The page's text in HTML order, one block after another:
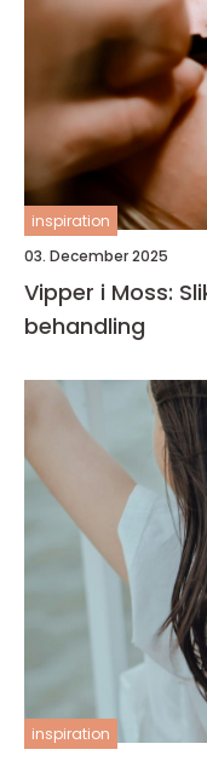
inspiration
03. December 2025
Vipper i Moss:
behandling
inspiration